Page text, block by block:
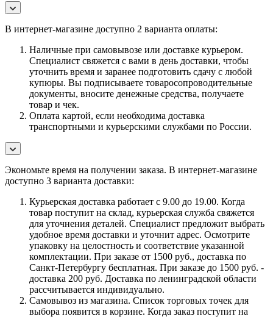
В интернет-магазине доступно 2 варианта оплаты:
Наличные при самовывозе или доставке курьером.
Специалист свяжется с вами в день доставки, чтобы
уточнить время и заранее подготовить сдачу с любой
купюры. Вы подписываете товаросопроводительные
документы, вносите денежные средства, получаете
товар и чек.
Оплата картой, если необходима доставка
транспортными и курьерскими службами по России.
Экономьте время на получении заказа. В интернет-магазине
доступно 3 варианта доставки:
Курьерская доставка работает с 9.00 до 19.00. Когда
товар поступит на склад, курьерская служба свяжется
для уточнения деталей. Специалист предложит выбрать
удобное время доставки и уточнит адрес. Осмотрите
упаковку на целостность и соответствие указанной
комплектации. При заказе от 1500 руб., доставка по
Санкт-Петербургу бесплатная. При заказе до 1500 руб. -
доставка 200 руб. Доставка по ленинградской области
рассчитывается индивидуально.
Самовывоз из магазина. Список торговых точек для
выбора появится в корзине. Когда заказ поступит на